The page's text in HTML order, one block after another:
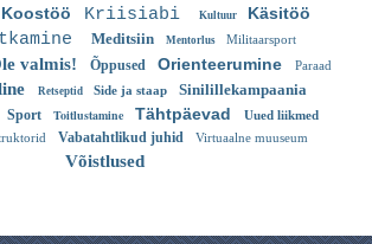
Koostöö Kriisiabi Kultuur Käsitöö
Meditsiin Mentorlus Militaarsport
valmis! Õppused Orienteerumine Paraad
Retseptid Side ja staap Sinilillekampaania
Sport Toitlustamine Tähtpäevad
Uued liikmed
Vabatahtlikud juhid Virtuaalne muuseum
Võistlused